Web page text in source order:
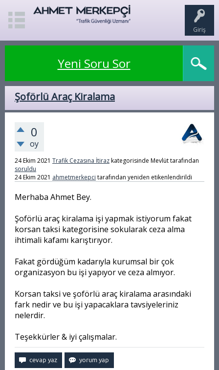
Giriş
Yeni Soru Sor
Şoförlü Araç Kiralama
0
oy
24 Ekim 2021 Trafik Cezasına İtirazkategorisinde Mevlüttarafından
soruldu
24 Ekim 2021 ahmetmerkepci tarafından yeniden etikenlendirildi
Merhaba Ahmet Bey.
Şoförlü araç kiralama işi yapmak istiyorum fakat
korsan taksi kategorisine sokularak ceza alma
ihtimali kafamı karıştırıyor.
Fakat gördüğüm kadarıyla kurumsal bir çok
organizasyon bu işi yapıyor ve ceza almıyor.
Korsan taksi ve şoförlü araç kiralama arasındaki
fark nedir ve bu işi yapacaklara tavsiyeleriniz
nelerdir.
Teşekkürler & iyi çalışmalar.